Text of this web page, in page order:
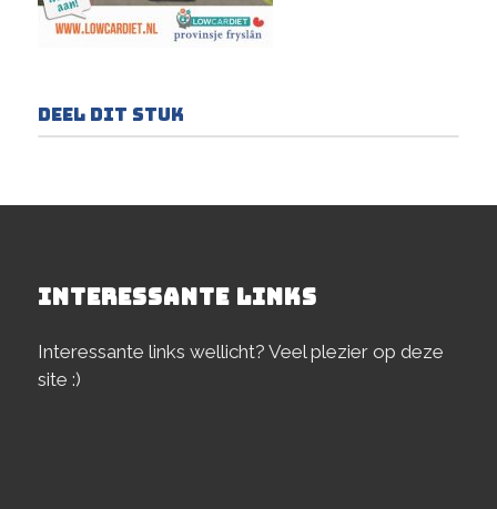
Deel dit stuk
INTERESSANTE LINKS
Interessante links wellicht? Veel plezier op deze
site :)